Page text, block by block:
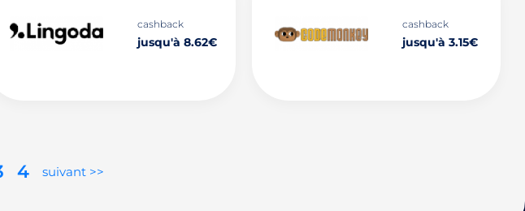
cashback
jusqu'à 8.62€
cashback
jusqu'à 3.15€
4 suivant >>